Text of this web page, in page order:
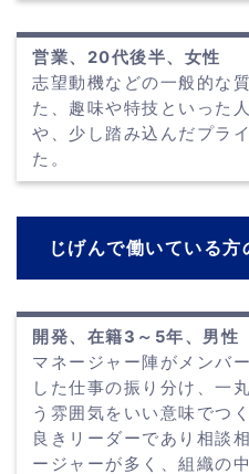
営業、20代後半、女性
志望動機などの一般的な
た、趣味や特技といった
や、少し踏み込んだプラ
た。
じげんで働いている方
開発、在籍3～5年、男性
マネージャー陣がメンバ
した仕事の振り分け、一
う雰囲気をいい意味でつ
良きリーダーであり相談
ージャーが多く、組織の